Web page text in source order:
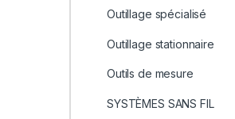
Outillage spécialisé
Outillage stationnaire
Outils de mesure
SYSTÈMES SANS FIL